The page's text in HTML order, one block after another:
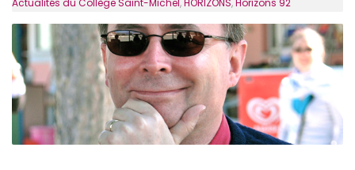
Actualités du Collège Saint-Michel,HORIZONS,Horizons 92